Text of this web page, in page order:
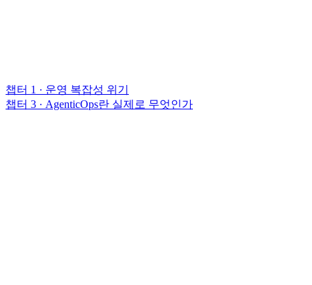
챕터 1 · 운영 복잡성 위기
챕터 3 · AgenticOps란 실제로 무엇인가